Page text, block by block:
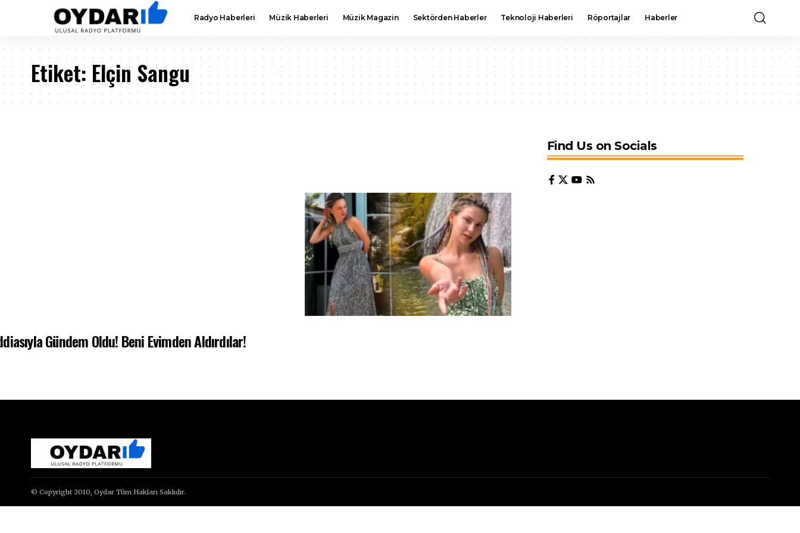
Radyo Haberleri Müzik Haberleri Müzik Magazin Sektörden Haberler Teknoloji Haberleri Röportajlar Haberler
Etiket: Elçin Sangu
Gündem Oldu! Beni Evimden Aldırdılar!
Find Us on Socials
© Copyright 2010, Oydar Tüm Hakları Saklıdır.